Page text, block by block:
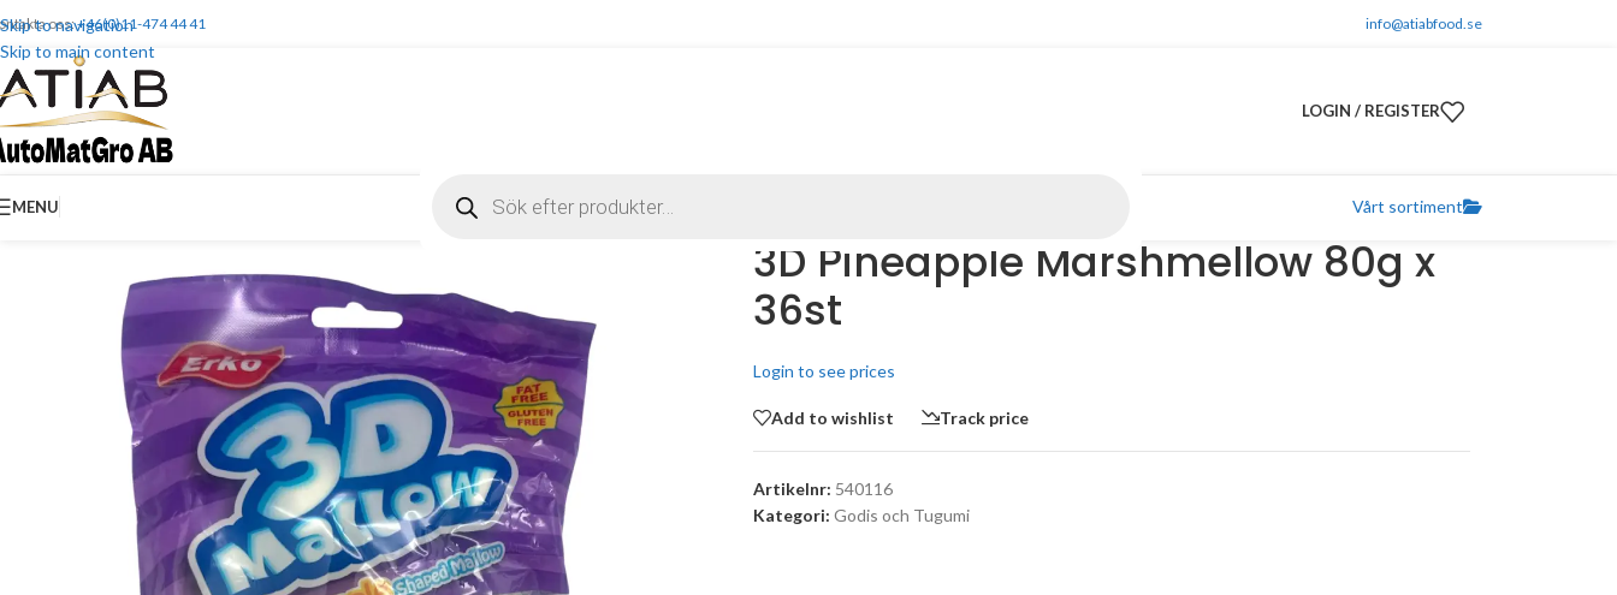
Skip to navigation
Skip to main content
oss:+46(0)11-474 44 41 info@atiabfood.se
LOGIN / REGISTER
MENU Vårt sortiment
3D Pineapple Marshmellow 80g x
36st
Login to see prices
Add to wishlist Track price
Artikelnr: 540116
Kategori: Godis och Tugumi